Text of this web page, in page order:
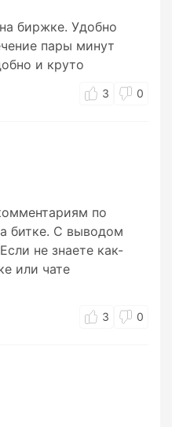
биржке. Удобно
пары минут
и круто
3 0
по
битке. С выводом
не знаете как-
или чате
3 0